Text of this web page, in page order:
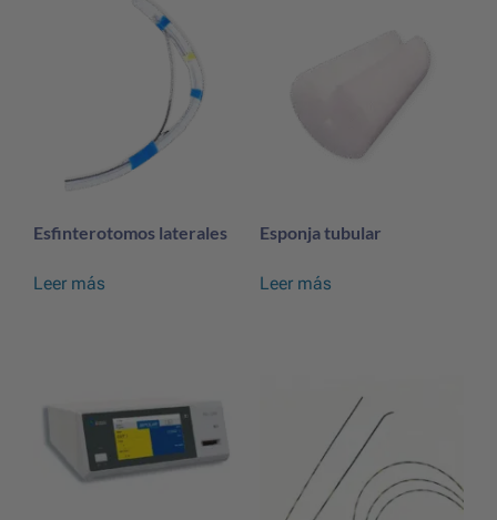
Esfinterotomos laterales
Leer más
Esponja tubular
Leer más